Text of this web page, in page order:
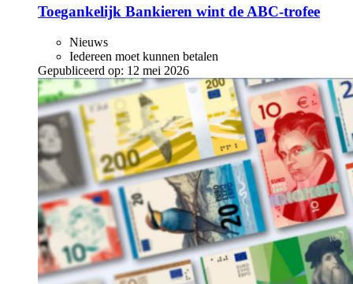
Toegankelijk Bankieren wint de ABC‑trofee
Nieuws
Iedereen moet kunnen betalen
Gepubliceerd op: 12 mei 2026